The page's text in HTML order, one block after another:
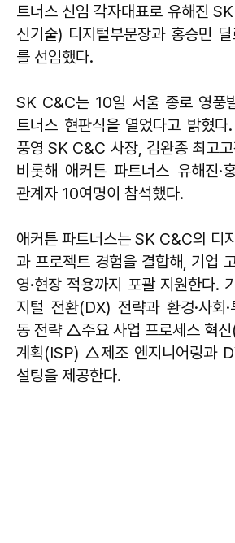
트너스 신임 각자대표로 유해진
신기술) 디지털부문장과 홍승민
를 선임했다.
SK C&C는 10일 서울 종로 영풍
트너스 현판식을 열었다고 밝혔
풍영 SK C&C 사장, 김완종 최고
비롯해 애커튼 파트너스 유해진·
관계자 10여명이 참석했다.
애커튼 파트너스는 SK C&C의 디
과 프로젝트 경험을 결합해, 기업
영·현장 적용까지 포괄 지원한다.
지털 전환(DX) 전략과 환경·사회
동 전략 △주요 사업 프로세스 혁
계획(ISP) △제조 엔지니어링과
설팅을 제공한다.